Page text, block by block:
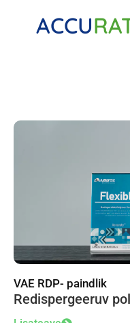
ACCU
VAE RDP- paindlik
Redispergeeruv